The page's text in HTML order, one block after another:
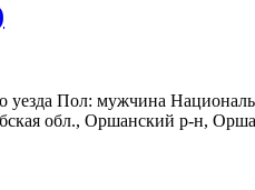
Пол: мужчина
обл., Оршанский р-н,